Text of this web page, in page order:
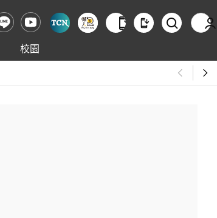
校園